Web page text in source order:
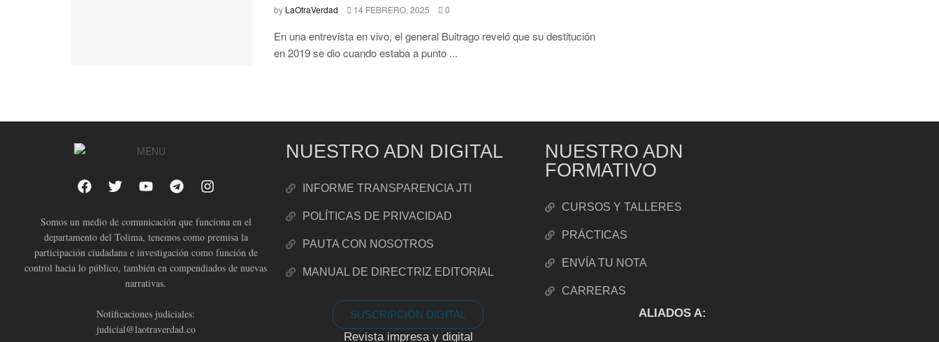
by LaOtraVerdad 14 FEBRERO, 2025 0
En una entrevista en vivo, el general Buitrago reveló que su destitución
en 2019 se dio cuando estaba a punto ...
Somos un medio de comunicación que funciona en el
departamento del Tolima, tenemos como premisa la
participación ciudadana e investigación como función de
control hacia lo público, también en compendiados de nuevas
narrativas.
Notificaciones judiciales:
judicial@laotraverdad.co
NUESTRO ADN DIGITAL
INFORME TRANSPARENCIA JTI
POLÍTICAS DE PRIVACIDAD
PAUTA CON NOSOTROS
MANUAL DE DIRECTRIZ EDITORIAL
SUSCRIPCIÓN DIGITAL
Revista impresa y digital
NUESTRO ADN
FORMATIVO
CURSOS Y TALLERES
PRÁCTICAS
ENVÍA TU NOTA
CARRERAS
ALIADOS A: